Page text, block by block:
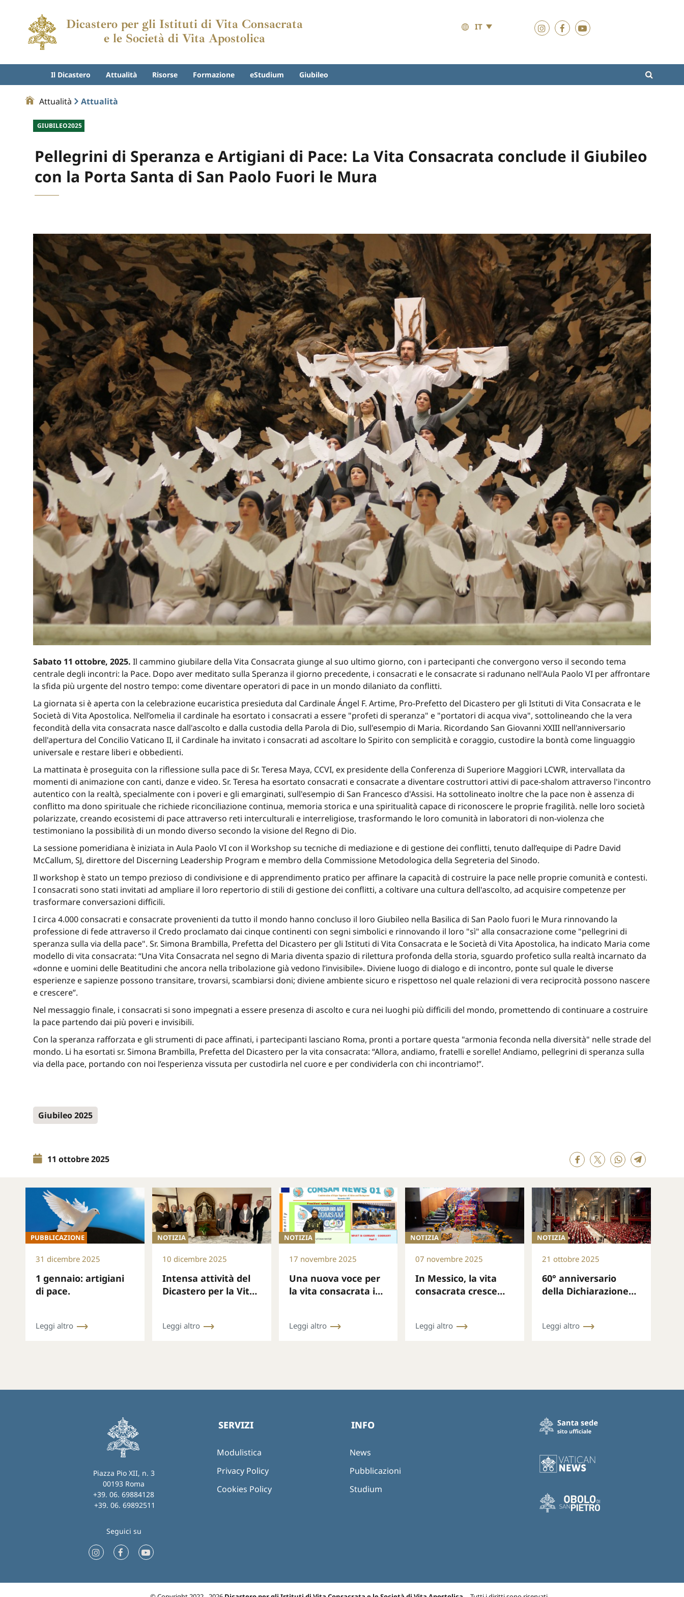
Dicastero per gli Istituti di Vita Consacrata
e le Società di Vita Apostolica
IT
Il Dicastero Attualità Risorse Formazione eStudium Giubileo
Attualità Attualità
GIUBILEO2025
Pellegrini di Speranza e Artigiani di Pace: La Vita Consacrata conclude il Giubileo
con la Porta Santa di San Paolo Fuori le Mura
Sabato 11 ottobre, 2025. Il cammino giubilare della Vita Consacrata giunge al suo ultimo giorno, con i partecipanti che convergono verso il secondo tema
centrale degli incontri: la Pace. Dopo aver meditato sulla Speranza il giorno precedente, i consacrati e le consacrate si radunano nell'Aula Paolo VI per affrontare
la sfida più urgente del nostro tempo: come diventare operatori di pace in un mondo dilaniato da conflitti.
La giornata si è aperta con la celebrazione eucaristica presieduta dal Cardinale Ángel F. Artime, Pro-Prefetto del Dicastero per gli Istituti di Vita Consacrata e le
Società di Vita Apostolica. Nell’omelia il cardinale ha esortato i consacrati a essere "profeti di speranza" e "portatori di acqua viva", sottolineando che la vera
fecondità della vita consacrata nasce dall'ascolto e dalla custodia della Parola di Dio, sull'esempio di Maria. Ricordando San Giovanni XXIII nell'anniversario
dell'apertura del Concilio Vaticano II, il Cardinale ha invitato i consacrati ad ascoltare lo Spirito con semplicità e coraggio, custodire la bontà come linguaggio
universale e restare liberi e obbedienti.
La mattinata è proseguita con la riflessione sulla pace di Sr. Teresa Maya, CCVI, ex presidente della Conferenza di Superiore Maggiori LCWR, intervallata da
momenti di animazione con canti, danze e video. Sr. Teresa ha esortato consacrati e consacrate a diventare costruttori attivi di pace-shalom attraverso l'incontro
autentico con la realtà, specialmente con i poveri e gli emarginati, sull'esempio di San Francesco d'Assisi. Ha sottolineato inoltre che la pace non è assenza di
conflitto ma dono spirituale che richiede riconciliazione continua, memoria storica e una spiritualità capace di riconoscere le proprie fragilità. nelle loro società
polarizzate, creando ecosistemi di pace attraverso reti interculturali e interreligiose, trasformando le loro comunità in laboratori di non-violenza che
testimoniano la possibilità di un mondo diverso secondo la visione del Regno di Dio.
La sessione pomeridiana è iniziata in Aula Paolo VI con il Workshop su tecniche di mediazione e di gestione dei conflitti, tenuto dall’equipe di Padre David
McCallum, SJ, direttore del Discerning Leadership Program e membro della Commissione Metodologica della Segreteria del Sinodo.
Il workshop è stato un tempo prezioso di condivisione e di apprendimento pratico per affinare la capacità di costruire la pace nelle proprie comunità e contesti.
I consacrati sono stati invitati ad ampliare il loro repertorio di stili di gestione dei conflitti, a coltivare una cultura dell'ascolto, ad acquisire competenze per
trasformare conversazioni difficili.
I circa 4.000 consacrati e consacrate provenienti da tutto il mondo hanno concluso il loro Giubileo nella Basilica di San Paolo fuori le Mura rinnovando la
professione di fede attraverso il Credo proclamato dai cinque continenti con segni simbolici e rinnovando il loro "sì" alla consacrazione come "pellegrini di
speranza sulla via della pace". Sr. Simona Brambilla, Prefetta del Dicastero per gli Istituti di Vita Consacrata e le Società di Vita Apostolica, ha indicato Maria come
modello di vita consacrata: “Una Vita Consacrata nel segno di Maria diventa spazio di rilettura profonda della storia, sguardo profetico sulla realtà incarnato da
«donne e uomini delle Beatitudini che ancora nella tribolazione già vedono l’invisibile». Diviene luogo di dialogo e di incontro, ponte sul quale le diverse
esperienze e sapienze possono transitare, trovarsi, scambiarsi doni; diviene ambiente sicuro e rispettoso nel quale relazioni di vera reciprocità possono nascere
e crescere”.
Nel messaggio finale, i consacrati si sono impegnati a essere presenza di ascolto e cura nei luoghi più difficili del mondo, promettendo di continuare a costruire
la pace partendo dai più poveri e invisibili.
Con la speranza rafforzata e gli strumenti di pace affinati, i partecipanti lasciano Roma, pronti a portare questa "armonia feconda nella diversità" nelle strade del
mondo. Li ha esortati sr. Simona Brambilla, Prefetta del Dicastero per la vita consacrata: “Allora, andiamo, fratelli e sorelle! Andiamo, pellegrini di speranza sulla
via della pace, portando con noi l’esperienza vissuta per custodirla nel cuore e per condividerla con chi incontriamo!”.
Giubileo 2025
11 ottobre 2025
PUBBLICAZIONE
31 dicembre 2025
1 gennaio: artigiani
di pace.
Leggi altro
NOTIZIA
10 dicembre 2025
Intensa attività del
Dicastero per la Vita
Leggi altro
NOTIZIA
17 novembre 2025
Una nuova voce per
la vita consacrata in
bollettino mensile
Leggi altro
NOTIZIA
07 novembre 2025
In Messico, la vita
consacrata cresce
Leggi altro
NOTIZIA
21 ottobre 2025
60° anniversario
della Dichiarazione
Leggi altro
Piazza Pio XII, n. 3
00193 Roma
+39. 06. 69884128
+39. 06. 69892511
Seguici su
SERVIZI
Modulistica
Privacy Policy
Cookies Policy
INFO
News
Pubblicazioni
Studium